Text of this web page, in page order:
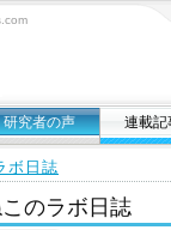
研究者の声 連載記
ボ日誌
のラボ日誌